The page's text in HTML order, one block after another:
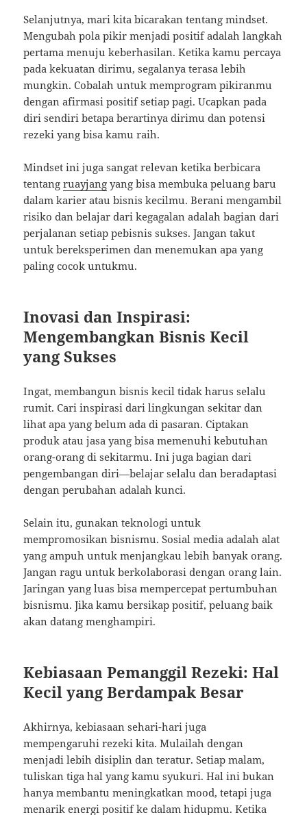
Selanjutnya, mari kita bicarakan tentang mindset.
Mengubah pola pikir menjadi positif adalah langkah
pertama menuju keberhasilan. Ketika kamu percaya
pada kekuatan dirimu, segalanya terasa lebih
mungkin. Cobalah untuk memprogram pikiranmu
dengan afirmasi positif setiap pagi. Ucapkan pada
diri sendiri betapa berartinya dirimu dan potensi
rezeki yang bisa kamu raih.
Mindset ini juga sangat relevan ketika berbicara
tentangruayjang yang bisa membuka peluang baru
dalam karier atau bisnis kecilmu. Berani mengambil
risiko dan belajar dari kegagalan adalah bagian dari
perjalanan setiap pebisnis sukses. Jangan takut
untuk bereksperimen dan menemukan apa yang
paling cocok untukmu.
Inovasi dan Inspirasi:
Mengembangkan Bisnis Kecil
yang Sukses
Ingat, membangun bisnis kecil tidak harus selalu
rumit. Cari inspirasi dari lingkungan sekitar dan
lihat apa yang belum ada di pasaran. Ciptakan
produk atau jasa yang bisa memenuhi kebutuhan
orang-orang di sekitarmu. Ini juga bagian dari
pengembangan diri—belajar selalu dan beradaptasi
dengan perubahan adalah kunci.
Selain itu, gunakan teknologi untuk
mempromosikan bisnismu. Sosial media adalah alat
yang ampuh untuk menjangkau lebih banyak orang.
Jangan ragu untuk berkolaborasi dengan orang lain.
Jaringan yang luas bisa mempercepat pertumbuhan
bisnismu. Jika kamu bersikap positif, peluang baik
akan datang menghampiri.
Kebiasaan Pemanggil Rezeki: Hal
Kecil yang Berdampak Besar
Akhirnya, kebiasaan sehari-hari juga
mempengaruhi rezeki kita. Mulailah dengan
menjadi lebih disiplin dan teratur. Setiap malam,
tuliskan tiga hal yang kamu syukuri. Hal ini bukan
hanya membantu meningkatkan mood, tetapi juga
menarik energi positif ke dalam hidupmu. Ketika